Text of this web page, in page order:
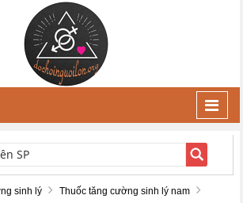
sinh lý Thuốc tăng cường sinh lý nam